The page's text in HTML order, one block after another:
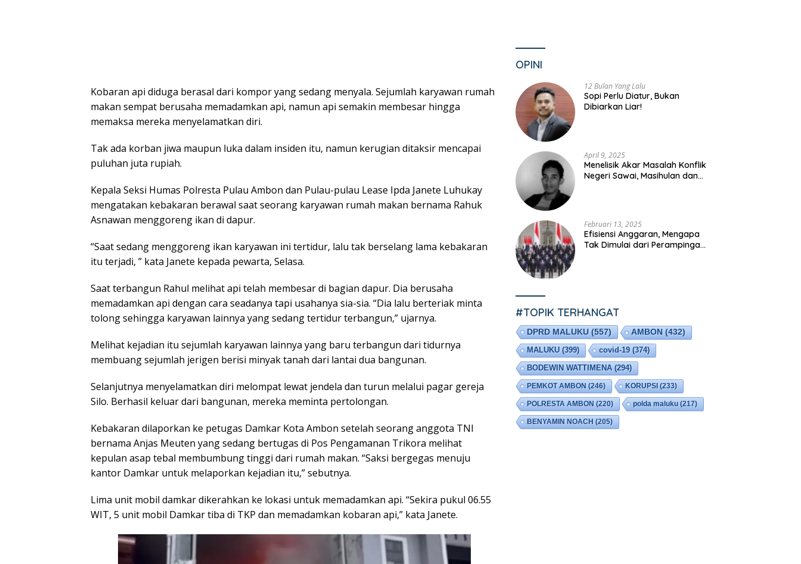
Kobaran api diduga berasal dari kompor yang sedang menyala. Sejumlah karyawan rumah
makan sempat berusaha memadamkan api, namun api semakin membesar hingga
memaksa mereka menyelamatkan diri.
Tak ada korban jiwa maupun luka dalam insiden itu, namun kerugian ditaksir mencapai
puluhan juta rupiah.
Kepala Seksi Humas Polresta Pulau Ambon dan Pulau-pulau Lease Ipda Janete Luhukay
mengatakan kebakaran berawal saat seorang karyawan rumah makan bernama Rahuk
Asnawan menggoreng ikan di dapur.
“Saat sedang menggoreng ikan karyawan ini tertidur, lalu tak berselang lama kebakaran
itu terjadi, ” kata Janete kepada pewarta, Selasa.
Saat terbangun Rahul melihat api telah membesar di bagian dapur. Dia berusaha
memadamkan api dengan cara seadanya tapi usahanya sia-sia. “Dia lalu berteriak minta
tolong sehingga karyawan lainnya yang sedang tertidur terbangun,” ujarnya.
Melihat kejadian itu sejumlah karyawan lainnya yang baru terbangun dari tidurnya
membuang sejumlah jerigen berisi minyak tanah dari lantai dua bangunan.
Selanjutnya menyelamatkan diri melompat lewat jendela dan turun melalui pagar gereja
Silo. Berhasil keluar dari bangunan, mereka meminta pertolongan.
Kebakaran dilaporkan ke petugas Damkar Kota Ambon setelah seorang anggota TNI
bernama Anjas Meuten yang sedang bertugas di Pos Pengamanan Trikora melihat
kepulan asap tebal membumbung tinggi dari rumah makan. “Saksi bergegas menuju
kantor Damkar untuk melaporkan kejadian itu,” sebutnya.
Lima unit mobil damkar dikerahkan ke lokasi untuk memadamkan api. “Sekira pukul 06.55
WIT, 5 unit mobil Damkar tiba di TKP dan memadamkan kobaran api,” kata Janete.
OPINI
12 Bulan Yang Lalu
Sopi Perlu Diatur, Bukan
Dibiarkan Liar!
April 9, 2025
Menelisik Akar Masalah Konflik
Negeri Sawai, Masihulan dan
Februari 13, 2025
Efisiensi Anggaran, Mengapa
Tak Dimulai dari Perampingan
#TOPIK TERHANGAT
DPRD MALUKU (557) AMBON (432)
MALUKU (399) covid-19 (374)
BODEWIN WATTIMENA (294)
PEMKOT AMBON (246) KORUPSI (233)
POLRESTA AMBON (220) polda maluku (217)
BENYAMIN NOACH (205)